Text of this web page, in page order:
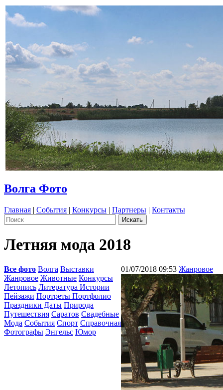
Волга Фото
Главная | События | Конкурсы | Партнеры | Контакты
Летняя мода 2018
Все фото Волга Выставки
Жанровое Животные Конкурсы
Летопись Литература Истории
Пейзажи Портреты Портфолио
Праздники Даты Природа
Путешествия Саратов Свадебные
Мода События Спорт Справочная
Фотографы Энгельс Юмор
01/07/2018 09:53 Жанровое